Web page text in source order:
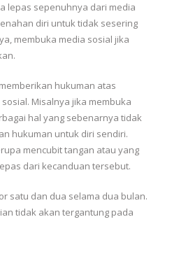
lepas sepenuhnya dari media
diri untuk tidak sesering
membuka media sosial jika
hukuman atas
Misalnya jika membuka
hal yang sebenarnya tidak
hukuman untuk diri sendiri.
mencubit tangan atau yang
dari kecanduan tersebut.
satu dan dua selama dua bulan.
tidak akan tergantung pada